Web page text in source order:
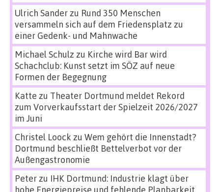
Ulrich Sanderzu Rund 350 Menschen
versammeln sich auf dem Friedensplatz zu
einer Gedenk- und Mahnwache
Michael Schulz zu Kirche wird Bar wird
Schachclub: Kunst setzt im SÖZ auf neue
Formen der Begegnung
Katte zu Theater Dortmund meldet Rekord
zum Vorverkaufsstart der Spielzeit 2026/2027
im Juni
Christel Loock zu Wem gehört die Innenstadt?
Dortmund beschließt Bettelverbot vor der
Außengastronomie
Peterzu IHK Dortmund: Industrie klagt über
hohe Energiepreise und fehlende Planbarkeit